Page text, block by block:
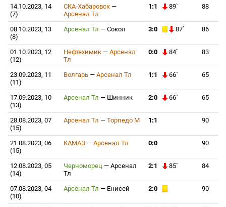
14.10.2023, 14
(7)
СКА-Хабаровск —
Арсенал Тл
1:1 89` 88
08.10.2023, 13
(8)
Арсенал Тл — Сокол 3:0 87` 86
01.10.2023, 12
(12)
Нефтехимик — Арсенал
Тл
0:0 84` 83
23.09.2023, 11
(11)
Волгарь — Арсенал Тл 1:1 66` 65
17.09.2023, 10
(13)
Арсенал Тл — Шинник 2:0 66` 65
28.08.2023, 07
(15)
Арсенал Тл — Торпедо М 1:1 90
21.08.2023, 06
(15)
КАМАЗ — Арсенал Тл 0:0 90
12.08.2023, 05
(14)
Черноморец — Арсенал
Тл
2:1 85` 84
07.08.2023, 04
(10)
Арсенал Тл — Енисей 2:0 90